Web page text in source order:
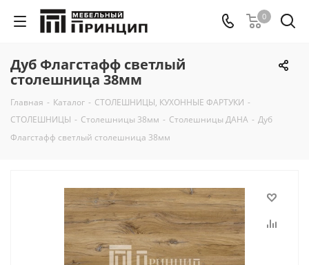
0
Дуб Флагстафф светлый
столешница 38мм
Главная - Каталог - СТОЛЕШНИЦЫ, КУХОННЫЕ ФАРТУКИ -
СТОЛЕШНИЦЫ - Столешницы 38мм - Столешницы ДАНА - Дуб
Флагстафф светлый столешница 38мм